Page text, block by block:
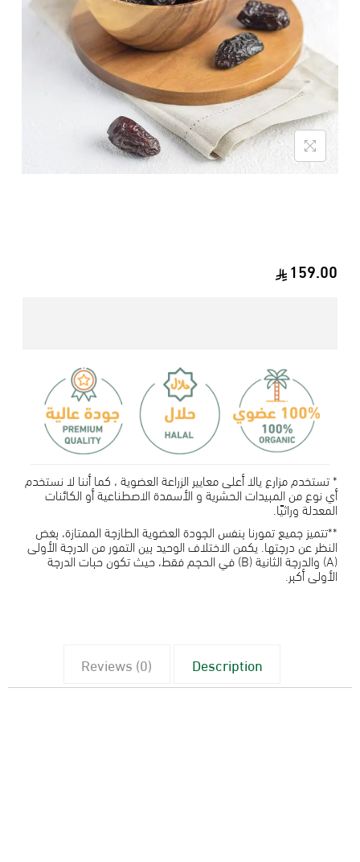
159.00
* تستخدم مزارع يالا أعلى معايير الزراعة العضوية ، كما أننا لا نستخدم
أي نوع من المبيدات الحشرية و الأسمدة الاصطناعية أو الكائنات
المعدلة وراثيًا.
**تتميز جميع تمورنا بنفس الجودة العضوية الطازجة الممتازة، بغض
النظر عن درجتها. يكمن الاختلاف الوحيد بين التمور من الدرجة الأولى
(A) والدرجة الثانية (B) في الحجم فقط، حيث تكون حبات الدرجة
الأولى أكبر.
Description
Reviews (0)